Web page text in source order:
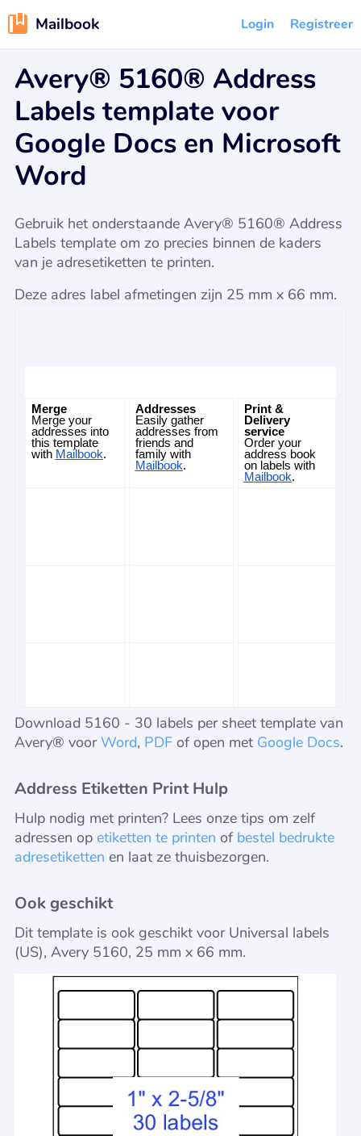
Mailbook Login Registreer
Avery® 5160® Address
Labels template voor
Google Docs en Microsoft
Word
Gebruik het onderstaande Avery® 5160® Address
Labels template om zo precies binnen de kaders
van je adresetiketten te printen.
Deze adres label afmetingen zijn 25 mm x 66 mm.
Download 5160 - 30 labels per sheet template van
Avery® voorWord, PDF of open met Google Docs.
Address Etiketten Print Hulp
Hulp nodig met printen? Lees onze tips om zelf
adressen op etiketten te printen of bestel bedrukte
adresetiketten en laat ze thuisbezorgen.
Ook geschikt
Dit template is ook geschikt voor Universal labels
(US), Avery 5160, 25 mm x 66 mm.